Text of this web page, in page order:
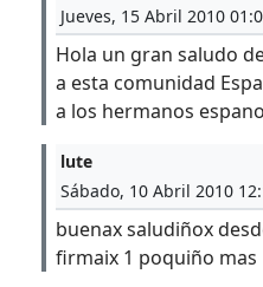
Jueves, 15 Abril 2010
Hola un gran saludo
a esta comunidad
a los hermanos
lute
Sábado, 10 Abril 2010
buenax saludiñox
firmaix 1 poquiño mas